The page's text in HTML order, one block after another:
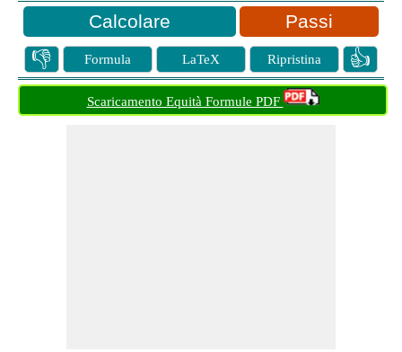
Passi
👎 Formula LaTeX Ripristina 👍
Scaricamento Equità Formule PDF